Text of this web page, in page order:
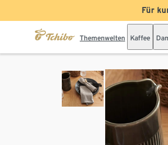
Für
Themenwelten Kaffee